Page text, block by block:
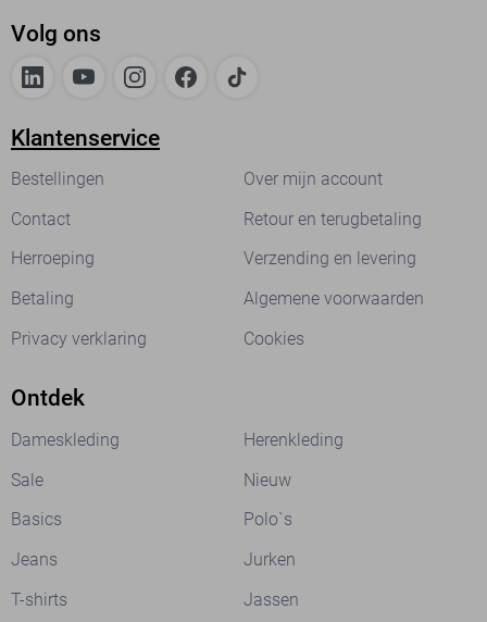
Volg ons
Klantenservice
Bestellingen
Over mijn account
Contact
Retour en terugbetaling
Herroeping
Verzending en levering
Betaling
Algemene voorwaarden
Privacy verklaring
Cookies
Ontdek
Dameskleding
Herenkleding
Sale
Nieuw
Basics
Polo`s
Jeans
Jurken
T-shirts
Jassen